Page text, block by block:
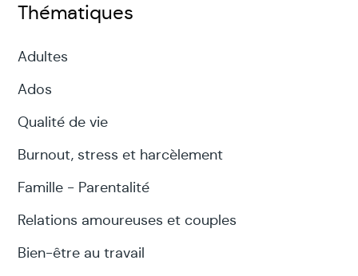
Thématiques
Adultes
Ados
Qualité de vie
Burnout, stress et harcèlement
Famille - Parentalité
Relations amoureuses et couples
Bien-être au travail